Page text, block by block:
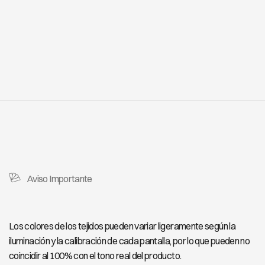
Aviso Importante
Los colores de los tejidos pueden variar ligeramente según la
iluminación y la calibración de cada pantalla, por lo que pueden no
coincidir al 100% con el tono real del producto.